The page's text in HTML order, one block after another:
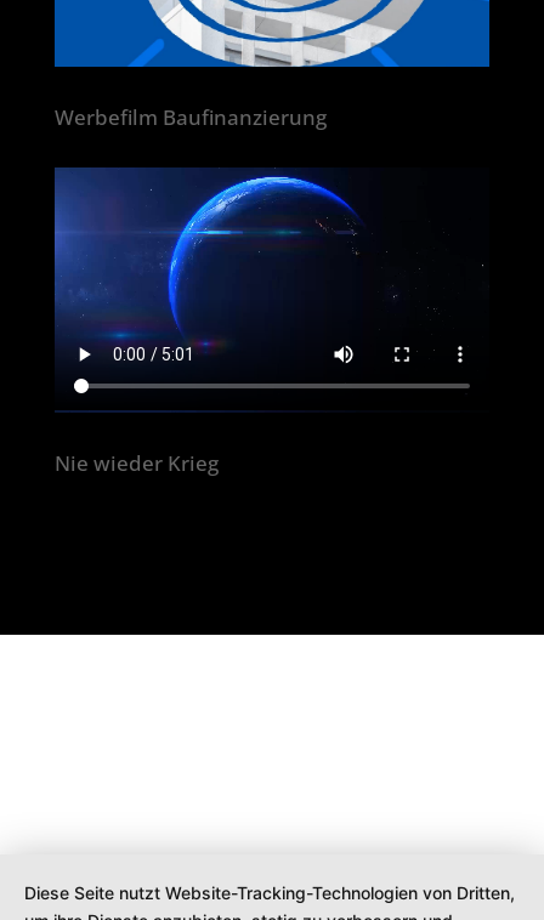
Werbefilm Baufinanzierung
Nie wieder Krieg
Diese Seite nutzt Website-Tracking-Technologien von Dritten,